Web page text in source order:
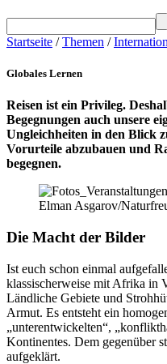
Startseite /Themen /
Globales Lernen
Reisen ist ein Privileg.
Begegnungen auch unsere
Ungleichheiten in den Blick
Vorurteile abzubauen und
begegnen.
Elman Asgarov/
Die Macht der Bilder
Ist euch schon einmal
klassischerweise mit Afrika in
Ländliche Gebiete und
Armut. Es entsteht ein
„unterentwickelten“,
Kontinentes. Dem gegenüber
aufgeklärt.